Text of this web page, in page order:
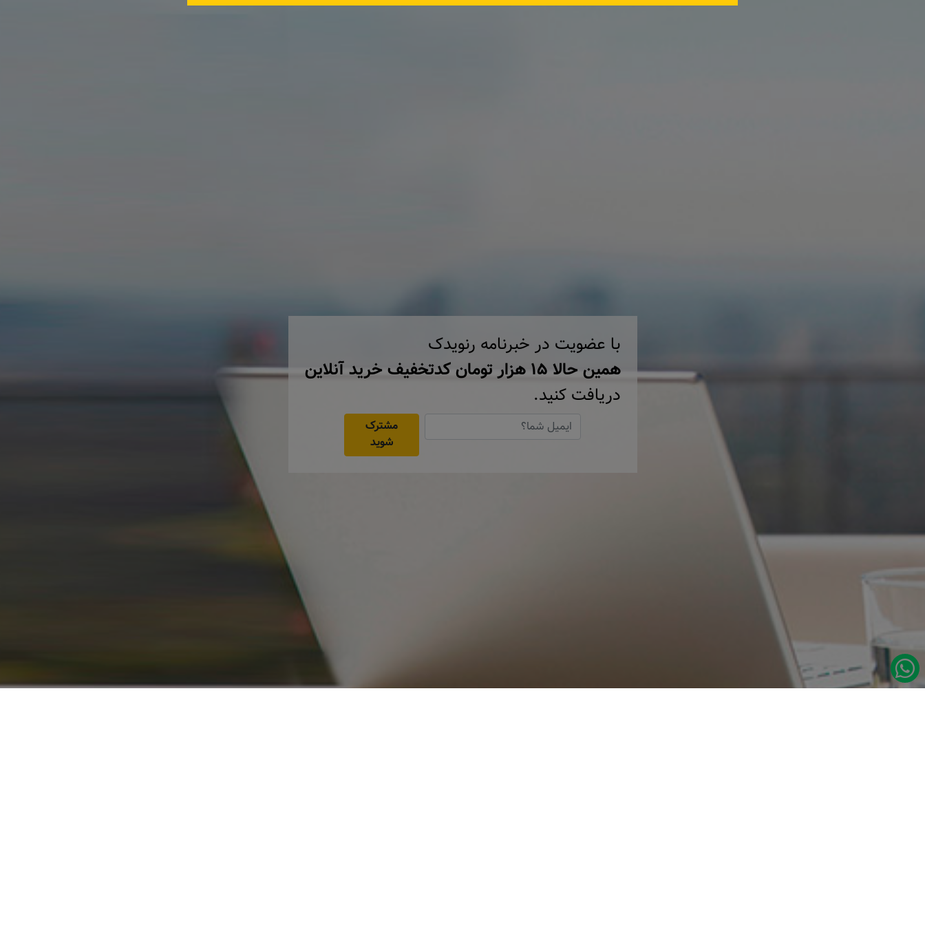
با عضویت در خبرنامه رنویدک
همین حالا ۱۵ هزار تومان کد‌تخفیف خرید آنلاین
دریافت کنید.
مشترک
شوید